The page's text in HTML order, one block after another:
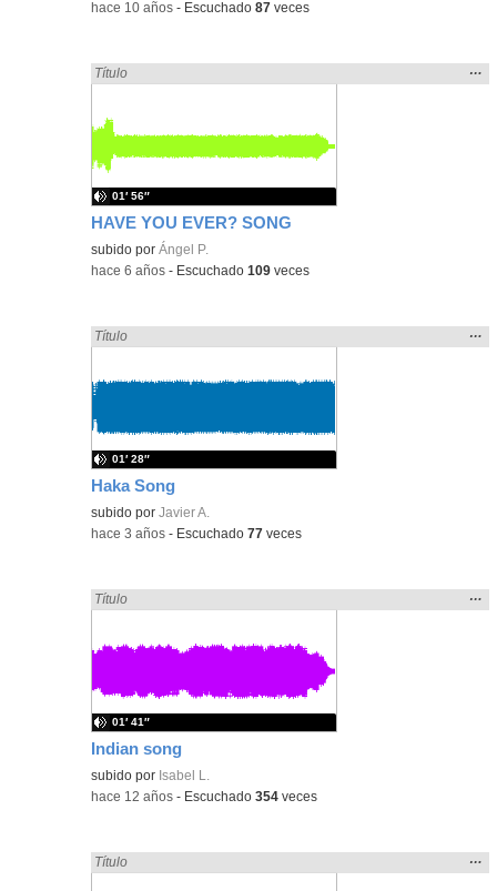
-hace 10 años - Escuchado87 veces
HAVE YOU EVER? SONG
Encontrado «song» en:
Título
la
…
subido porÁngel P.
01′ 56″
-hace 6 años - Escuchado109 veces
Haka Song
Encontrado «song» en:
Título
la
…
subido porJavier A.
01′ 28″
-hace 3 años - Escuchado77 veces
Indian song
Encontrado «song» en:
Título
la
…
subido por Isabel L.
01′ 41″
-hace 12 años - Escuchado354 veces
Encontrado «song» en:
Título
la
…